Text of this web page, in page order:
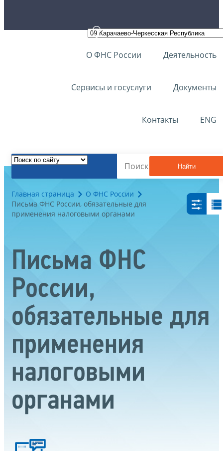
О ФНС России Деятельность
Сервисы и госуслуги Документы
Контакты ENG
Найти
Главная страница
О ФНС России
Письма ФНС России, обязательные для
применения налоговыми органами
Письма ФНС
России,
обязательные для
применения
налоговыми
органами